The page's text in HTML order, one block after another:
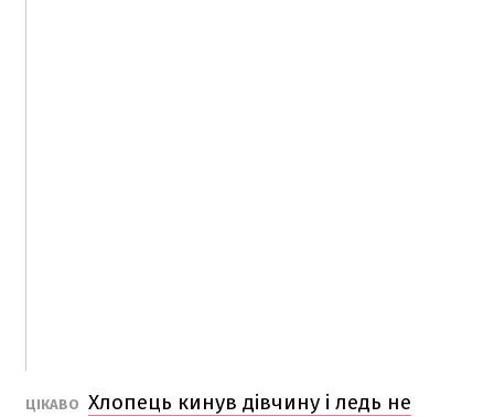
ЦІКАВО Хлопець кинув дівчину і ледь не